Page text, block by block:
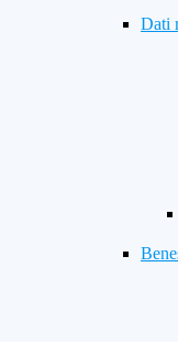
Dati